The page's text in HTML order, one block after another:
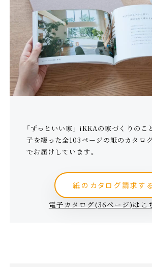
「ずっといい家」 iKKAの家づくりのこ
子を綴った全103ページの紙のカタロ
でお届けしています。
紙のカタログ請求する
電子カタログ(36ページ)はこ